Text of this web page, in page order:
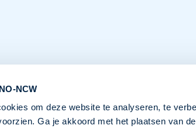
NCW
om deze website te analyseren, te
Ga je akkoord met het plaatsen van